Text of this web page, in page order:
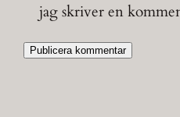
jag skriver en